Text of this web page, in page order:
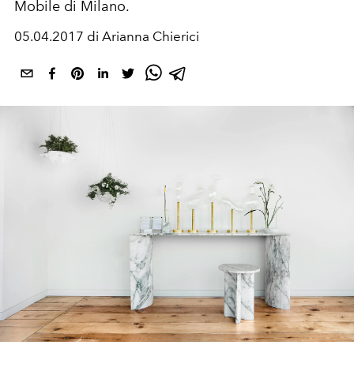
Mobile di Milano.
05.04.2017 di Arianna Chierici